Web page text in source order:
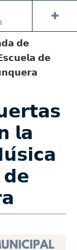
𝗱𝗲
𝗱𝗲
𝗹𝗮
𝗱𝗲